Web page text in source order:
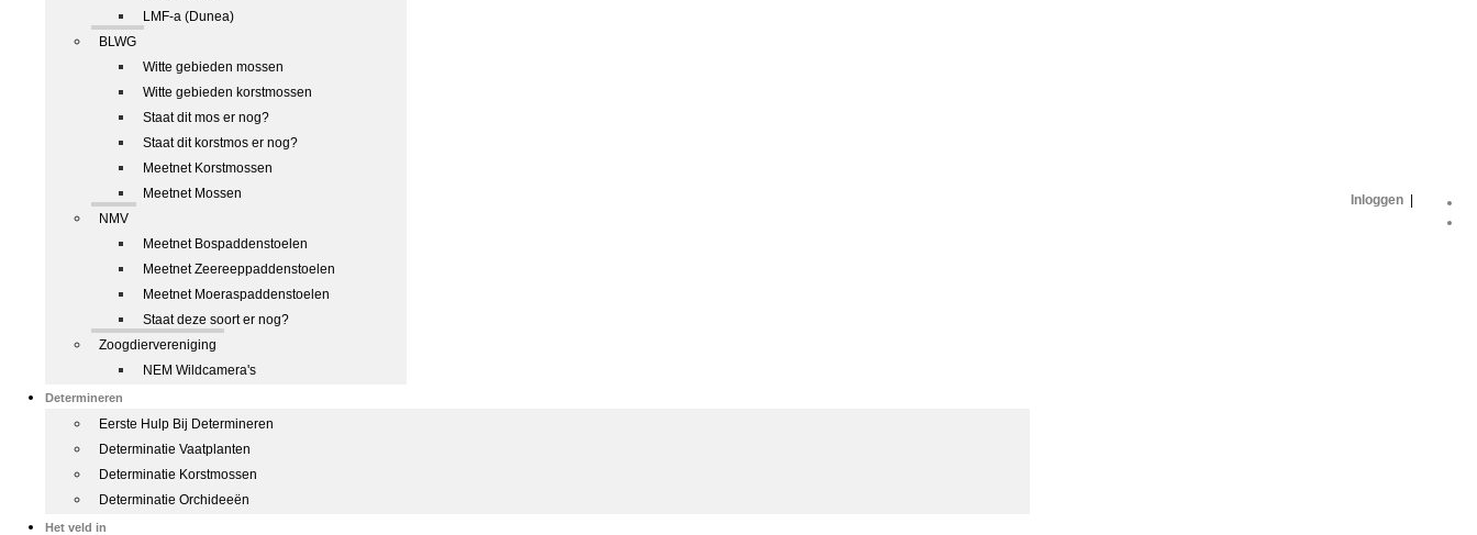
LMF-a (Dunea)
BLWG
Witte gebieden mossen
Witte gebieden korstmossen
Staat dit mos er nog?
Staat dit korstmos er nog?
Meetnet Korstmossen
Meetnet Mossen
NMV
Meetnet Bospaddenstoelen
Meetnet Zeereeppaddenstoelen
Meetnet Moeraspaddenstoelen
Staat deze soort er nog?
Zoogdiervereniging
NEM Wildcamera's
Determineren
Eerste Hulp Bij Determineren
Determinatie Vaatplanten
Determinatie Korstmossen
Determinatie Orchideeën
Het veld in
Inloggen